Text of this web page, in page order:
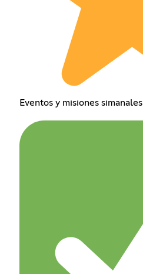
Eventos y misiones